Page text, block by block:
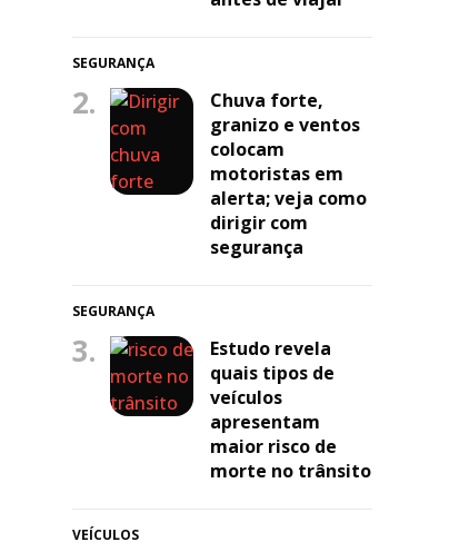
SEGURANÇA
2.
Chuva forte,
granizo e ventos
colocam
motoristas em
alerta; veja como
dirigir com
segurança
SEGURANÇA
3.
Estudo revela
quais tipos de
veículos
apresentam
maior risco de
morte no trânsito
VEÍCULOS